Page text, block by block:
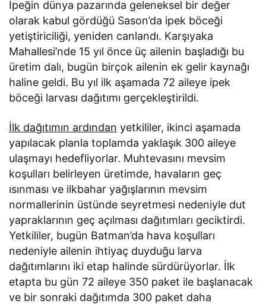
İpeğin dünya pazarında geleneksel bir değer
olarak kabul gördüğü Sason’da ipek böceği
yetiştiriciliği, yeniden canlandı. Karşıyaka
Mahallesi’nde 15 yıl önce üç ailenin başladığı bu
üretim dalı, bugün birçok ailenin ek gelir kaynağı
haline geldi. Bu yıl ilk aşamada 72 aileye ipek
böceği larvası dağıtımı gerçekleştirildi.
İlk dağıtımın ardından yetkililer, ikinci aşamada
yapılacak planla toplamda yaklaşık 300 aileye
ulaşmayı hedefliyorlar. Muhtevasını mevsim
koşulları belirleyen üretimde, havaların geç
ısınması ve ilkbahar yağışlarının mevsim
normallerinin üstünde seyretmesi nedeniyle dut
yapraklarının geç açılması dağıtımları geciktirdi.
Yetkililer, bugün Batman’da hava koşulları
nedeniyle ailenin ihtiyaç duyduğu larva
dağıtımlarını iki etap halinde sürdürüyorlar. İlk
etapta bu gün 72 aileye 350 paket ile başlanacak
ve bir sonraki dağıtımda 300 paket daha